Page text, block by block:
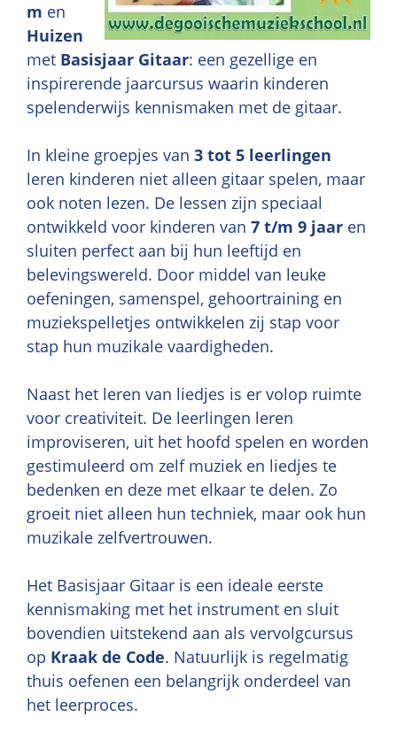
m en
Huizen
met Basisjaar Gitaar: een gezellige en
inspirerende jaarcursus waarin kinderen
spelenderwijs kennismaken met de gitaar.
In kleine groepjes van 3 tot 5 leerlingen
leren kinderen niet alleen gitaar spelen, maar
ook noten lezen. De lessen zijn speciaal
ontwikkeld voor kinderen van 7 t/m 9 jaar en
sluiten perfect aan bij hun leeftijd en
belevingswereld. Door middel van leuke
oefeningen, samenspel, gehoortraining en
muziekspelletjes ontwikkelen zij stap voor
stap hun muzikale vaardigheden.
Naast het leren van liedjes is er volop ruimte
voor creativiteit. De leerlingen leren
improviseren, uit het hoofd spelen en worden
gestimuleerd om zelf muziek en liedjes te
bedenken en deze met elkaar te delen. Zo
groeit niet alleen hun techniek, maar ook hun
muzikale zelfvertrouwen.
Het Basisjaar Gitaar is een ideale eerste
kennismaking met het instrument en sluit
bovendien uitstekend aan als vervolgcursus
op Kraak de Code. Natuurlijk is regelmatig
thuis oefenen een belangrijk onderdeel van
het leerproces.